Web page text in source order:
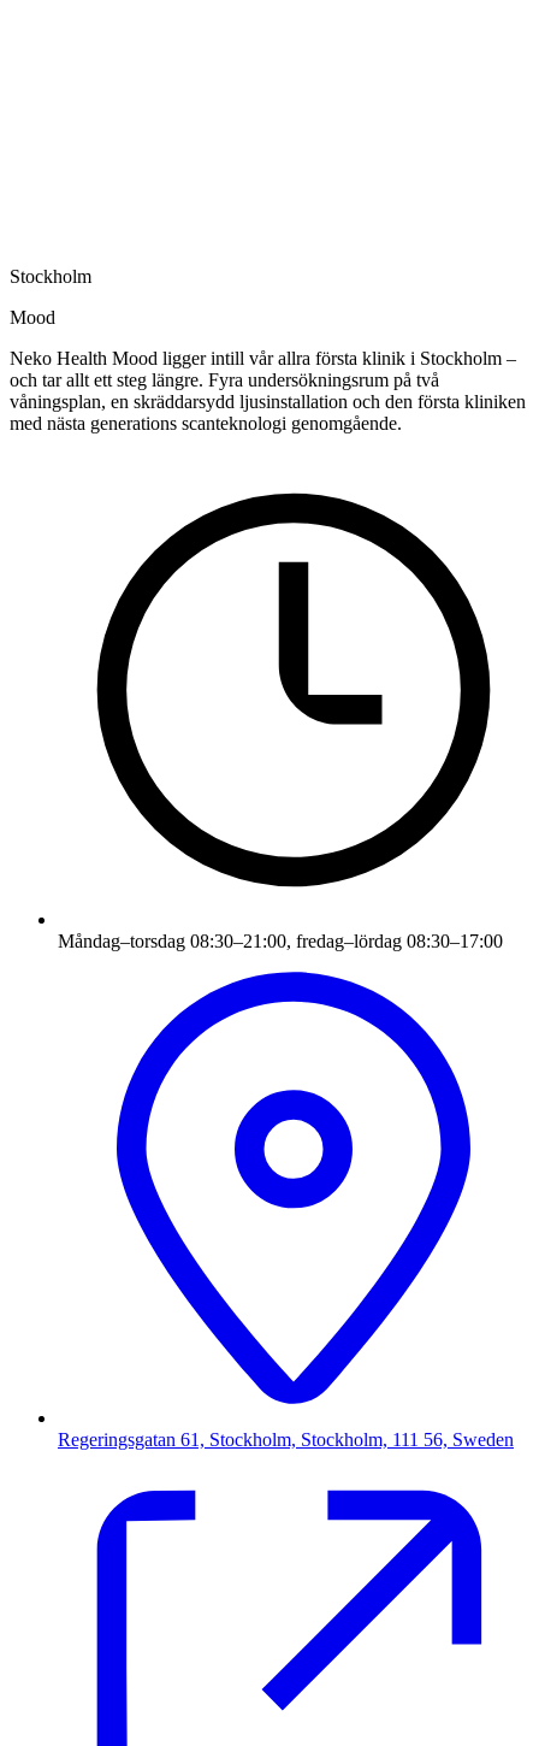
Stockholm
Mood
Neko Health Mood ligger intill vår allra första klinik i Stockholm –
och tar allt ett steg längre. Fyra undersökningsrum på två
våningsplan, en skräddarsydd ljusinstallation och den första kliniken
med nästa generations scanteknologi genomgående.
Måndag–torsdag 08:30–21:00, fredag–lördag 08:30–17:00
Regeringsgatan 61, Stockholm, Stockholm, 111 56, Sweden